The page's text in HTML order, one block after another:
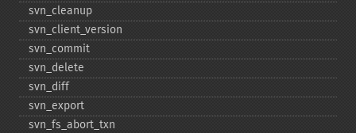
svn_​cleanup
svn_​client_​version
svn_​commit
svn_​delete
svn_​diff
svn_​export
svn_​fs_​abort_​txn